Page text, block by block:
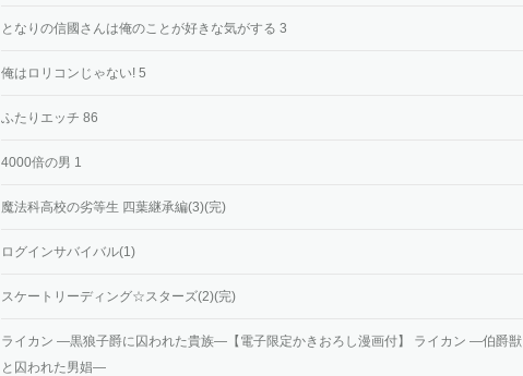
となりの信國さんは俺のことが好きな気がする 3
俺はロリコンじゃない! 5
ふたりエッチ 86
4000倍の男 1
魔法科高校の劣等生 四葉継承編(3)(完)
ログインサバイバル(1)
スケートリーディング☆スターズ(2)(完)
ライカン ―黒狼子爵に囚われた貴族―【電子限定かきおろし漫画付】 ライカン ―伯爵獣
と囚われた男娼―